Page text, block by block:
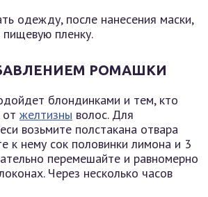
одежду, после нанесения маски,
пленку.
РОМАШКИ
блондинками и тем, кто
от желтизны волос. Для
возьмите полстакана отвара
к нему сок половинки лимона и 3
перемешайте и равномерно
Через несколько часов